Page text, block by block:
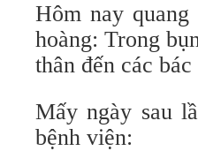
Hôm nay
hoàng: Trong
thân đến các
Mấy ngày sau
bệnh viện: